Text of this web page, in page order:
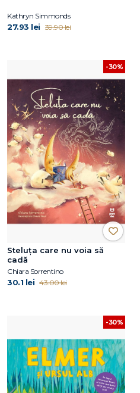
Kathryn Simmonds
27.93 lei 39.90 lei
-30%
Steluța care nu voia să
cadă
Chiara Sorrentino
30.1 lei 43.00 lei
-30%